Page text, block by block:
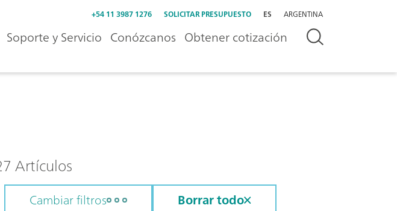
+54 11 3987 1276 SOLICITAR PRESUPUESTO ES ARGENTINA
Soporte y Servicio Conózcanos Obtener cotización
Artículos
Cambiar filtros
Borrar todo